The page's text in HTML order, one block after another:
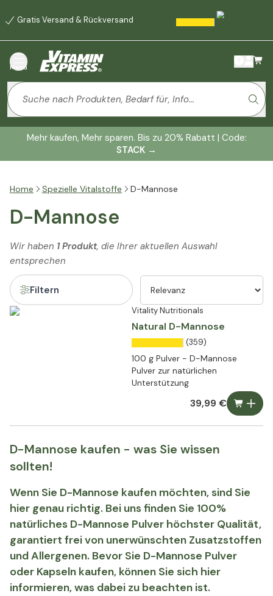
Gratis Versand & Rückversand
Menü
Mehr kaufen, Mehr sparen. Bis zu 20% Rabatt | Code:
STACK →
Home Spezielle Vitalstoffe D-Mannose
D-Mannose
Wir haben 1 Produkt, die Ihrer aktuellen Auswahl
entsprechen
Filtern
Vitality Nutritionals
Natural D-Mannose
(359)
100 g Pulver - D-Mannose
Pulver zur natürlichen
Unterstützung
39,99 €
D-Mannose kaufen - was Sie wissen
sollten!
Wenn Sie D-Mannose kaufen möchten, sind Sie
hier genau richtig. Bei uns finden Sie 100%
natürliches D-Mannose Pulver höchster Qualität,
garantiert frei von unerwünschten Zusatzstoffen
und Allergenen. Bevor Sie D-Mannose Pulver
oder Kapseln kaufen, können Sie sich hier
informieren, was dabei zu beachten ist.